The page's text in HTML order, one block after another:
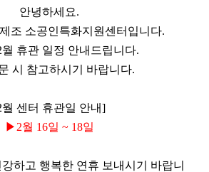
안녕하세요.
조 소공인특화지원센터입니다.
월 휴관 일정 안내드립니다.
시 참고하시기 바랍니다.
월 센터 휴관일 안내]
▶2월 16일 ~ 18일
하고 행복한 연휴 보내시기 바랍니